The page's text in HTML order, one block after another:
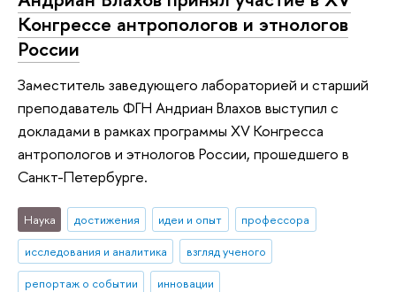
Конгрессе антропологов и этнологов
России
Заместитель заведующего лабораторией и старший
преподаватель ФГН Андриан Влахов выступил с
докладами в рамках программы XV Конгресса
антропологов и этнологов России, прошедшего в
Санкт-Петербурге.
Наука достижения идеи и опыт
профессора
исследования и аналитика
взгляд ученого
репортаж о событии
инновации